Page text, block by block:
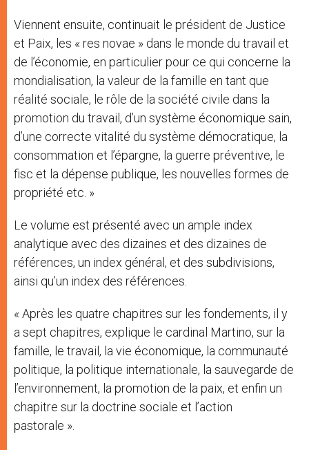
Viennent ensuite, continuait le président de Justice
et Paix, les « res novae » dans le monde du travail et
de l’économie, en particulier pour ce qui concerne la
mondialisation, la valeur de la famille en tant que
réalité sociale, le rôle de la société civile dans la
promotion du travail, d’un système économique sain,
d’une correcte vitalité du système démocratique, la
consommation et l’épargne, la guerre préventive, le
fisc et la dépense publique, les nouvelles formes de
propriété etc. »
Le volume est présenté avec un ample index
analytique avec des dizaines et des dizaines de
références, un index général, et des subdivisions,
ainsi qu’un index des références.
« Après les quatre chapitres sur les fondements, il y
a sept chapitres, explique le cardinal Martino, sur la
famille, le travail, la vie économique, la communauté
politique, la politique internationale, la sauvegarde de
l’environnement, la promotion de la paix, et enfin un
chapitre sur la doctrine sociale et l’action
pastorale ».